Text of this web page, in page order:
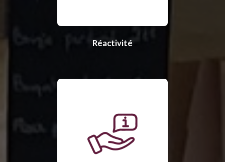
Réactivité